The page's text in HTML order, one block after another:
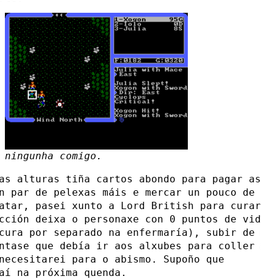
comigo.
alturas tiña cartos abondo para pagar as
par de pelexas máis e mercar un pouco de
pasei xunto a Lord British para
deixa o personaxe con 0 puntos de
por separado na enfermaría), subir
que debía ir aos alxubes para coller
para o abismo. Supoño que
na próxima quenda.